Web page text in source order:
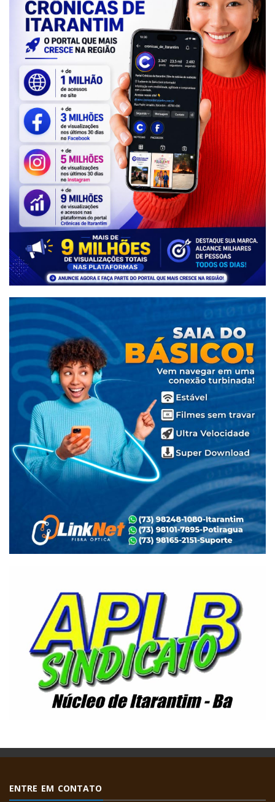
ENTRE EM CONTATO